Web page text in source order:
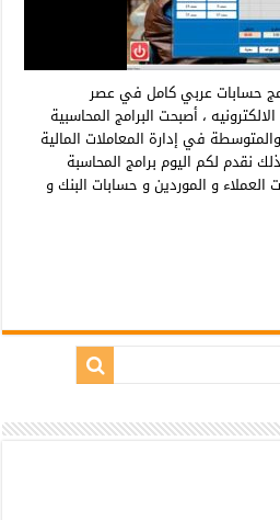
حسابات عربي كامل في عصر
، أصبحت البرامج المحاسبية
في إدارة المعاملات المالية
نقدم لكم اليوم برامج المحاسبة
و الموردين و حسابات البنك و